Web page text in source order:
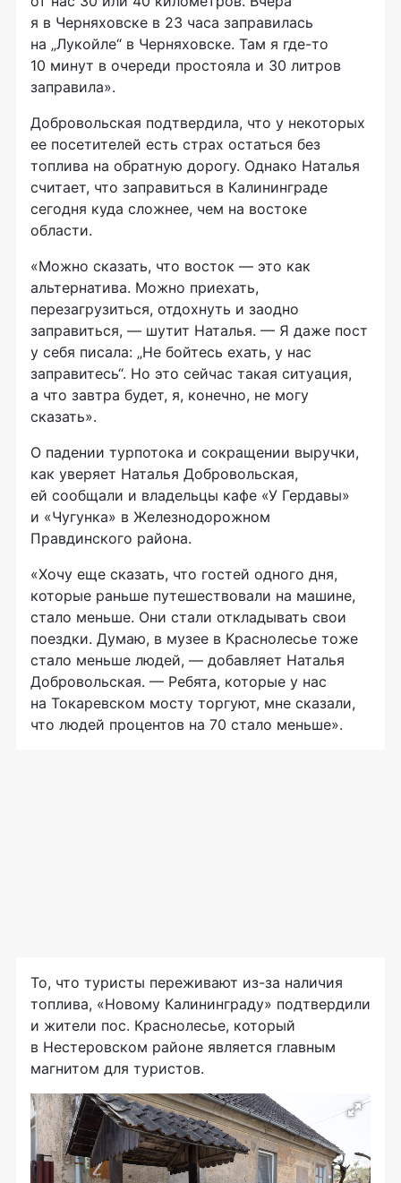
я в Черняховске в 23 часа заправилась
на „Лукойле“ в Черняховске. Там я где-то
10 минут в очереди простояла и 30 литров
заправила».
Добровольская подтвердила, что у некоторых
ее посетителей есть страх остаться без
топлива на обратную дорогу. Однако Наталья
считает, что заправиться в Калининграде
сегодня куда сложнее, чем на востоке
области.
«Можно сказать, что восток — это как
альтернатива. Можно приехать,
перезагрузиться, отдохнуть и заодно
заправиться, — шутит Наталья. — Я даже пост
у себя писала: „Не бойтесь ехать, у нас
заправитесь“. Но это сейчас такая ситуация,
а что завтра будет, я, конечно, не могу
сказать».
О падении турпотока и сокращении выручки,
как уверяет Наталья Добровольская,
ей сообщали и владельцы кафе «У Гердавы»
и «Чугунка» в Железнодорожном
Правдинского района.
«Хочу еще сказать, что гостей одного дня,
которые раньше путешествовали на машине,
стало меньше. Они стали откладывать свои
поездки. Думаю, в музее в Краснолесье тоже
стало меньше людей, — добавляет Наталья
Добровольская. — Ребята, которые у нас
на Токаревском мосту торгуют, мне сказали,
что людей процентов на 70 стало меньше».
То, что туристы переживают из-за наличия
топлива, «Новому Калининграду» подтвердили
и жители пос. Краснолесье, который
в Нестеровском районе является главным
магнитом для туристов.